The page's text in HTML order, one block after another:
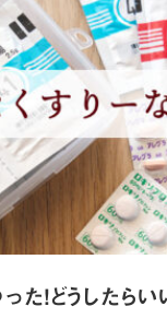
た！どうしたら